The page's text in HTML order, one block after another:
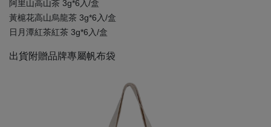
阿里山高山茶 3g*6入/盒
黃槴花高山烏龍茶 3g*6入/盒
日月潭紅茶紅茶 3g*6入/盒
出貨附贈品牌專屬帆布袋